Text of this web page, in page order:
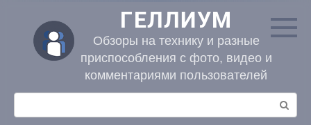
контенту
ГЕЛЛИУМ
Обзоры на технику и разные
приспособления с фото, видео и
комментариями пользователей
Поиск: